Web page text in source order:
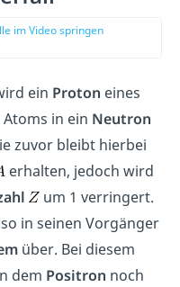
im Video springen
ein Proton eines
in ein Neutron
zuvor bleibt hierbei
erhalten, jedoch wird
um 1 verringert.
in seinen Vorgänger
über. Bei diesem
dem Positron noch